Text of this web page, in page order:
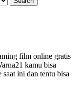
film online gratis
kamu bisa
ini dan tentu bisa